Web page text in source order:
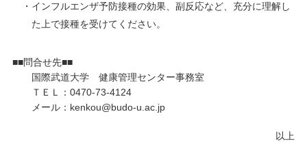
・インフルエンザ予防接種の効果、副反応など、充分に理解し
た上で接種を受けてください。
■■問合せ先■■
国際武道大学 健康管理センター事務室
ＴＥＬ：0470-73-4124
メール：kenkou@budo-u.ac.jp
以上